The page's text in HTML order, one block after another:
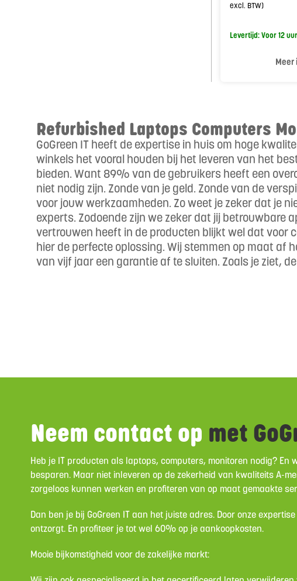
excl. BTW)
Levertijd: Voor 12
Meer
Refurbished Laptops Computers
GoGreen IT heeft de expertise in huis om hoge
winkels het vooral houden bij het leveren van het
bieden. Want 89% van de gebruikers heeft een
niet nodig zijn. Zonde van je geld. Zonde van de
voor jouw werkzaamheden. Zo weet je zeker dat je
experts. Zodoende zijn we zeker dat jij betrouwbare
vertrouwen heeft in de producten blijkt wel dat voor
hier de perfecte oplossing. Wij stemmen op maat af
van vijf jaar een garantie af te sluiten. Zoals je ziet,
Neem contact op met
Heb je IT producten als laptops, computers, monitoren nodig? En
besparen. Maar niet inleveren op de zekerheid van kwaliteits A-
zorgeloos kunnen werken en profiteren van op maat gemaakte
Dan ben je bij GoGreen IT aan het juiste adres. Door onze
ontzorgt. En profiteer je tot wel 60% op je aankoopkosten.
Mooie bijkomstigheid voor de zakelijke markt: